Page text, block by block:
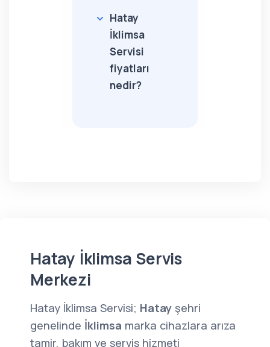
Hatay
İklimsa
Servisi
fiyatları
nedir?
Hatay İklimsa Servis
Merkezi
Hatay İklimsa Servisi; Hatay şehri
genelinde İklimsa marka cihazlara arıza
tamir, bakım ve servis hizmeti